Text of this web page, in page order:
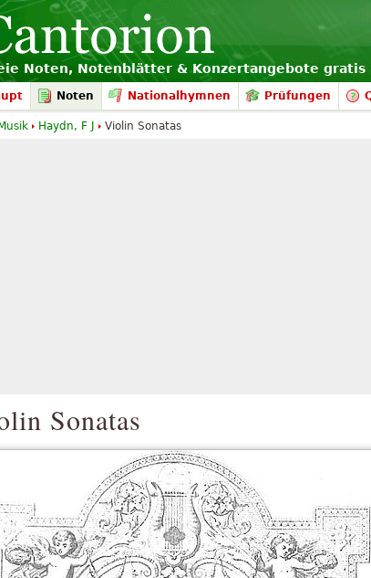
Noten, Notenblätter & Konzertangebote gratis
Noten Nationalhymnen Prüfungen
Sonatas
Haydn, F J Violin Sonatas